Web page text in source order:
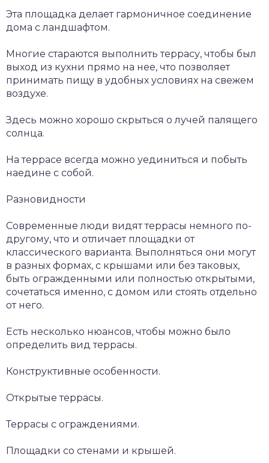
Эта площадка делает гармоничное соединение
дома с ландшафтом.
Многие стараются выполнить террасу, чтобы был
выход из кухни прямо на нее, что позволяет
принимать пищу в удобных условиях на свежем
воздухе.
Здесь можно хорошо скрыться о лучей палящего
солнца.
На террасе всегда можно уединиться и побыть
наедине с собой.
Разновидности
Современные люди видят террасы немного по-
другому, что и отличает площадки от
классического варианта. Выполняться они могут
в разных формах, с крышами или без таковых,
быть огражденными или полностью открытыми,
сочетаться именно, с домом или стоять отдельно
от него.
Есть несколько нюансов, чтобы можно было
определить вид террасы.
Конструктивные особенности.
Открытые террасы.
Террасы с ограждениями.
Площадки со стенами и крышей.